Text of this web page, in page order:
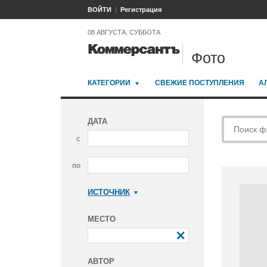
ВОЙТИ Регистрация
08 АВГУСТА, СУББОТА
Фото
КАТЕГОРИИ СВЕЖИЕ ПОСТУПЛЕНИЯ
ДАТА
с
по
ИСТОЧНИК
МЕСТО
АВТОР